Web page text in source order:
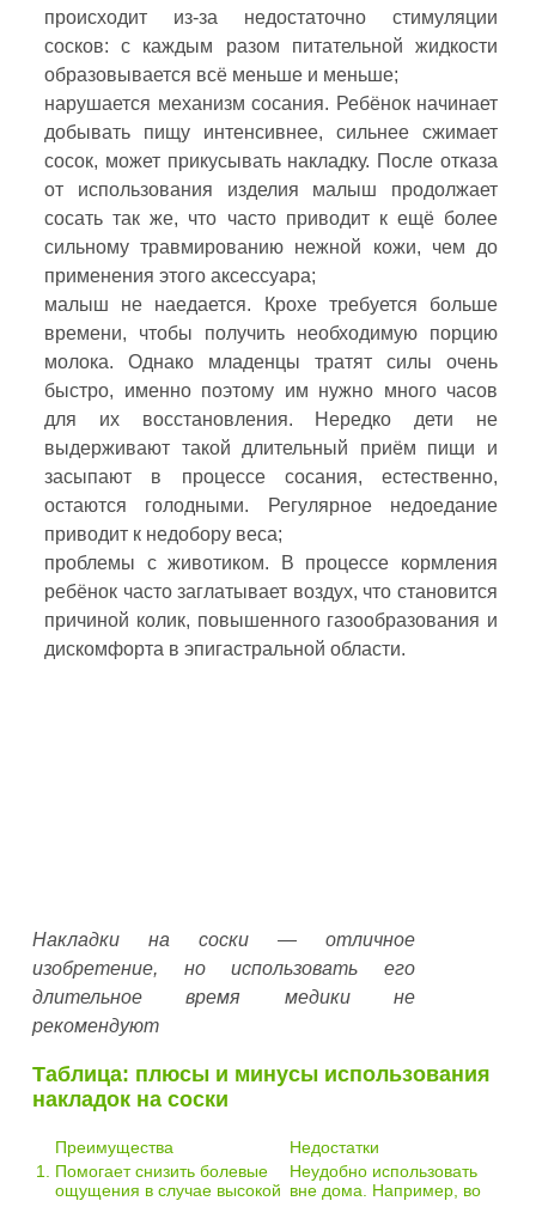
происходит из-за недостаточно стимуляции
сосков: с каждым разом питательной жидкости
образовывается всё меньше и меньше;
нарушается механизм сосания. Ребёнок начинает
добывать пищу интенсивнее, сильнее сжимает
сосок, может прикусывать накладку. После отказа
от использования изделия малыш продолжает
сосать так же, что часто приводит к ещё более
сильному травмированию нежной кожи, чем до
применения этого аксессуара;
малыш не наедается. Крохе требуется больше
времени, чтобы получить необходимую порцию
молока. Однако младенцы тратят силы очень
быстро, именно поэтому им нужно много часов
для их восстановления. Нередко дети не
выдерживают такой длительный приём пищи и
засыпают в процессе сосания, естественно,
остаются голодными. Регулярное недоедание
приводит к недобору веса;
проблемы с животиком. В процессе кормления
ребёнок часто заглатывает воздух, что становится
причиной колик, повышенного газообразования и
дискомфорта в эпигастральной области.
Накладки на соски — отличное
изобретение, но использовать его
длительное время медики не
рекомендуют
Таблица: плюсы и минусы использования
накладок на соски
Преимущества
Недостатки
1.
Помогает снизить болевые
ощущения в случае высокой
Неудобно использовать
вне дома. Например, во